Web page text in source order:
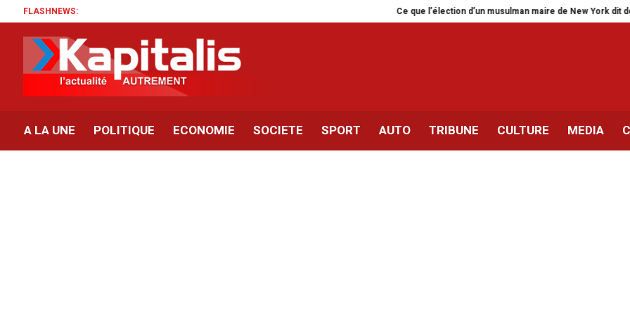
FLASHNEWS: Ce que l’élection d’un musulman maire de New York dit de nous autres Tunisiens
A LA UNE POLITIQUE ECONOMIE SOCIETE SPORT AUTO TRIBUNE CULTURE MEDIA